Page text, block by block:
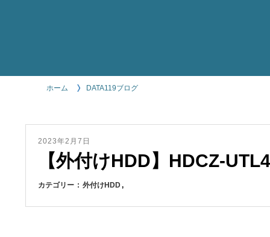
ホーム DATA119ブログ
2023年2月7日
【外付けHDD】HDCZ-
カテゴリー 外付けHDD